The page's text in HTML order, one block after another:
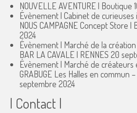
NOUVELLE AVENTURE | Boutique
Évènement | Cabinet de curieuses
NOUS CAMPAGNE Concept Store |
2024
Évènement | Marché de la
BAR LA CAVALE | RENNES 20
Évènement | Marché de
GRABUGE Les Halles en commun
septembre 2024
| Contact |